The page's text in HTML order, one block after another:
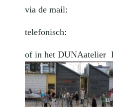
via de
telefonisch: 06
of in het DUNAatelier